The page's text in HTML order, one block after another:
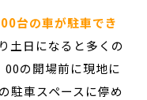
台の車が駐車でき
土日になると多くの
の開場前に現地に
駐車スペースに停め